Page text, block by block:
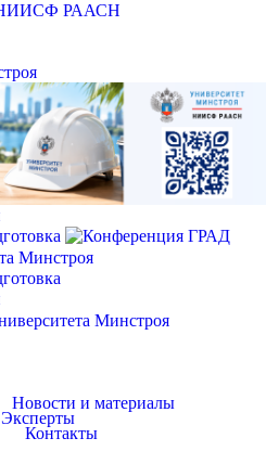
Новости и материалы
Эксперты
Контакты